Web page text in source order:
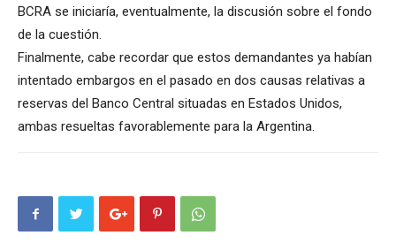
BCRA se iniciaría, eventualmente, la discusión sobre el fondo
de la cuestión.
Finalmente, cabe recordar que estos demandantes ya habían
intentado embargos en el pasado en dos causas relativas a
reservas del Banco Central situadas en Estados Unidos,
ambas resueltas favorablemente para la Argentina.